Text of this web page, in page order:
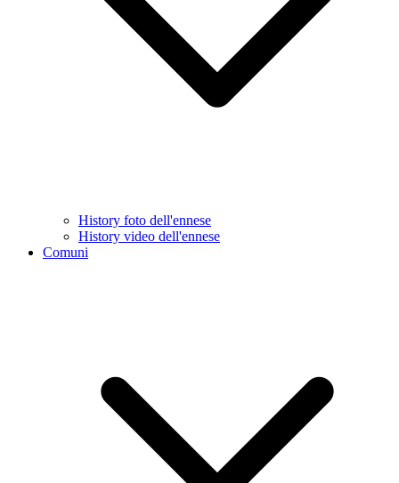
History foto dell'ennese
History video dell'ennese
Comuni